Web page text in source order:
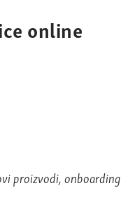
online
proizvodi, onboarding